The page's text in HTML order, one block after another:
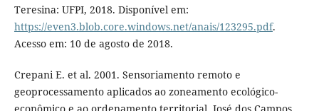
Teresina: UFPI, 2018. Disponível em:
https://even3.blob.core.windows.net/anais/123295.pdf.
Acesso em: 10 de agosto de 2018.
Crepani E. et al. 2001. Sensoriamento remoto e
geoprocessamento aplicados ao zoneamento ecológico-